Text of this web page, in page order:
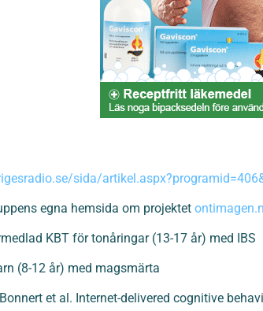
sida/
egna hemsida om projektet
KBT för tonåringar (13-17 år) med IBS
(8-12 år) med magsmärta
et al. Internet-delivered cognitive